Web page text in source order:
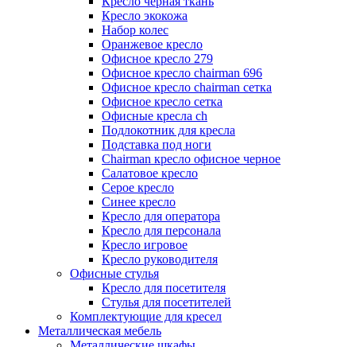
Кресло экокожа
Набор колес
Оранжевое кресло
Офисное кресло 279
Офисное кресло chairman 696
Офисное кресло chairman сетка
Офисное кресло сетка
Офисные кресла ch
Подлокотник для кресла
Подставка под ноги
Сhairman кресло офисное черное
Салатовое кресло
Серое кресло
Синее кресло
Кресло для оператора
Кресло для персонала
Кресло игровое
Кресло руководителя
Офисные стулья
Кресло для посетителя
Стулья для посетителей
Комплектующие для кресел
Металлическая мебель